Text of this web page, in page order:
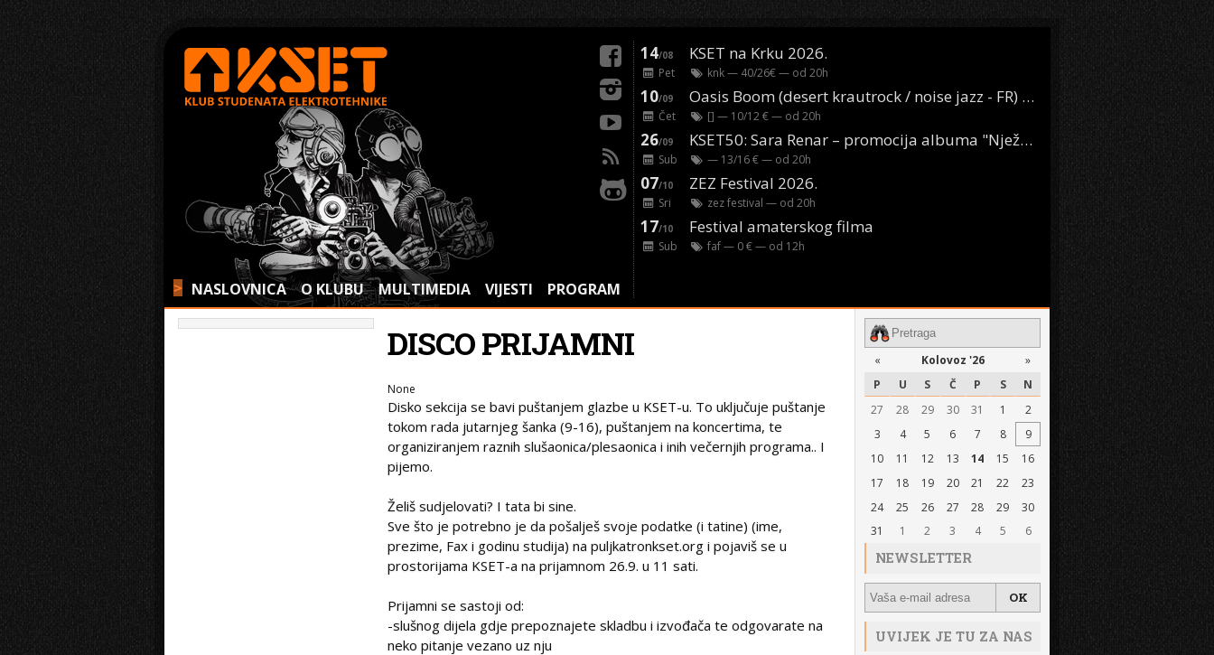
> NASLOVNICA O KLUBU MULTIMEDIA VIJESTI PROGRAM
14/08 KSET na Krku 2026.
Pet knk— 40/26€ — od 20h
10/09 Oasis Boom (desert krautrock / noise jazz - FR) @ KONTEJNER
Čet [] — 10/12 € — od 20h
26/09 KSET50: Sara Renar – promocija albuma "Nježne riječi" @ Močvara
Sub — 13/16 € — od 20h
07/10 ZEZ Festival 2026.
Sri zez festival — od 20h
17/10 Festival amaterskog filma
Sub faf— 0 € — od 12h
DISCO PRIJAMNI
None
Disko sekcija se bavi puštanjem glazbe u KSET-u. To uključuje puštanje
tokom rada jutarnjeg šanka (9-16), puštanjem na koncertima, te
organiziranjem raznih slušaonica/plesaonica i inih večernjih programa.. I
pijemo.
Želiš sudjelovati? I tata bi sine.
Sve što je potrebno je da pošalješ svoje podatke (i tatine) (ime,
prezime, Fax i godinu studija) na puljkatronkset.org i pojaviš se u
prostorijama KSET-a na prijamnom 26.9. u 11 sati.
Prijamni se sastoji od:
-slušnog dijela gdje prepoznajete skladbu i izvođača te odgovarate na
neko pitanje vezano uz nju
« Kolovoz '26
»
P
U S Č P S
N
27
28 29 30 31 1
2
3
4 5 6 7 8
9
10
11 12 13 14 15
16
17
18 19 20 21 22
23
24
25 26 27 28 29
30
31
1 2 3 4 5 6
NEWSLETTER
UVIJEK JE TU ZA NAS